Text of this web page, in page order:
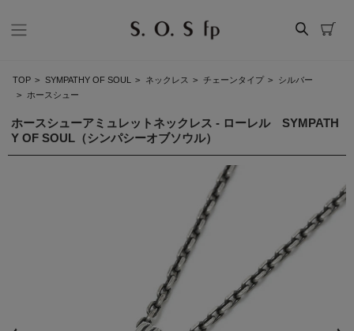
TOP > SYMPATHY OF SOUL > ネックレス > チェーンタイプ > シルバー
> ホースシュー
ホースシューアミュレットネックレス - ローレル SYMPATH
Y OF SOUL（シンパシーオブソウル）